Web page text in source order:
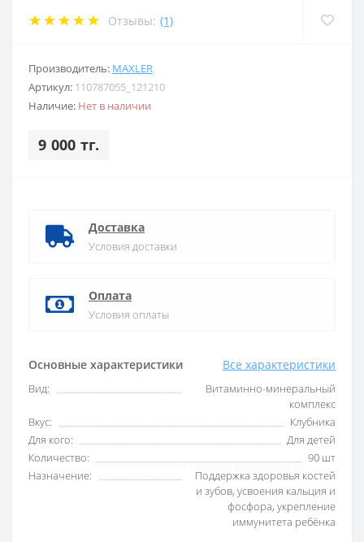
Отзывы: (1)
Производитель: MAXLER
Артикул: 110787055_121210
Наличие: Нет в наличии
9 000 тг.
Основные характеристики Все характеристики
Вид:
Витаминно-минеральный
комплекс
Вкус:
Клубника
Для кого:
Для детей
Количество:
90 шт
Назначение:
Поддержка здоровья костей
и зубов, усвоения кальция и
фосфора, укрепление
иммунитета ребёнка
Доставка
Условия доставки
Оплата
Условия оплаты